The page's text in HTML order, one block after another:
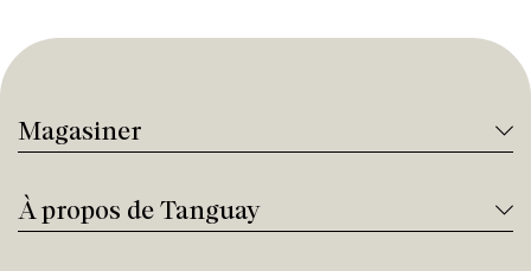
Magasiner
À propos de Tanguay